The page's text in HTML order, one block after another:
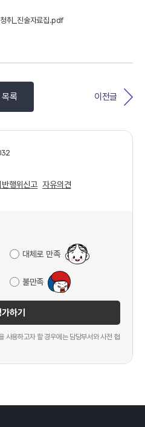
취_진술자료집.pdf
이전글
목록
행위신고 자유의견
대체로 만족
불만족
하기
사용하고자 할 경우에는 담당부서와 사전 협